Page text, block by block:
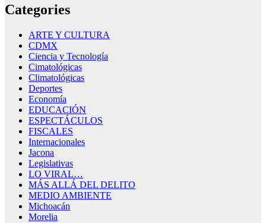
Categories
ARTE Y CULTURA
CDMX
Ciencia y Tecnología
Cimatológicas
Climatológicas
Deportes
Economía
EDUCACIÓN
ESPECTÁCULOS
FISCALES
Internacionales
Jacona
Legislativas
LO VIRAL…
MÁS ALLÁ DEL DELITO
MEDIO AMBIENTE
Michoacán
Morelia